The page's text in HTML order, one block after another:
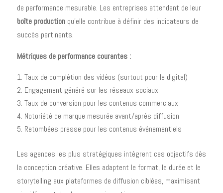
de performance mesurable. Les entreprises attendent de leur
boîte productionqu'elle contribue à définir des indicateurs de
succès pertinents.
Métriques de performance courantes :
Taux de complétion des vidéos (surtout pour le digital)
Engagement généré sur les réseaux sociaux
Taux de conversion pour les contenus commerciaux
Notoriété de marque mesurée avant/après diffusion
Retombées presse pour les contenus événementiels
Les agences les plus stratégiques intègrent ces objectifs dès
la conception créative. Elles adaptent le format, la durée et le
storytelling aux plateformes de diffusion ciblées, maximisant